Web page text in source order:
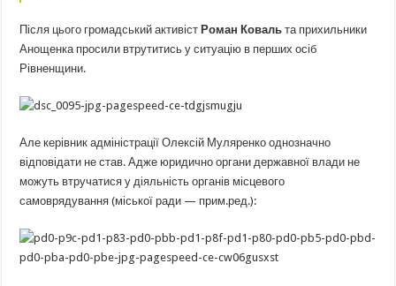
Після цього громадський активіст Роман Коваль та прихильники
Анощенка просили втрутитись у ситуацію в перших осіб
Рівненщини.
Але керівник адміністрації Олексій Муляренко однозначно
відповідати не став. Адже юридично органи державної влади не
можуть втручатися у діяльність органів місцевого
самоврядування (міської ради — прим.ред.):